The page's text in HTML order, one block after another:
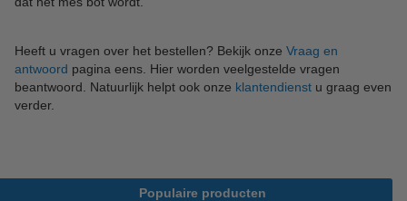
Heeft u vragen over het bestellen? Bekijk onze Vraag en
antwoord pagina eens. Hier worden veelgestelde vragen
beantwoord. Natuurlijk helpt ook onze klantendienst u graag even
verder.
Populaire producten